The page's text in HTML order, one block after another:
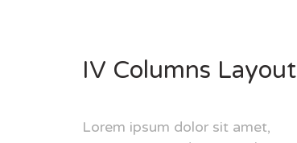
IV Columns Layout
Lorem ipsum dolor sit amet,